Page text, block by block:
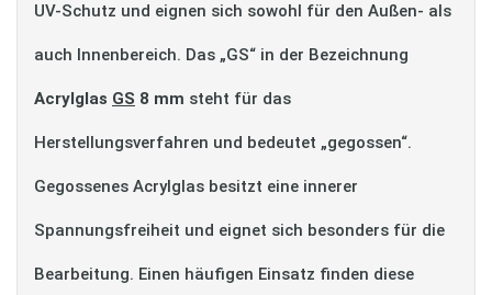
UV-Schutz und eignen sich sowohl für den Außen- als
auch Innenbereich. Das „GS“ in der Bezeichnung
Acrylglas GS 8 mm steht für das
Herstellungsverfahren und bedeutet „gegossen“.
Gegossenes Acrylglas besitzt eine innerer
Spannungsfreiheit und eignet sich besonders für die
Bearbeitung. Einen häufigen Einsatz finden diese